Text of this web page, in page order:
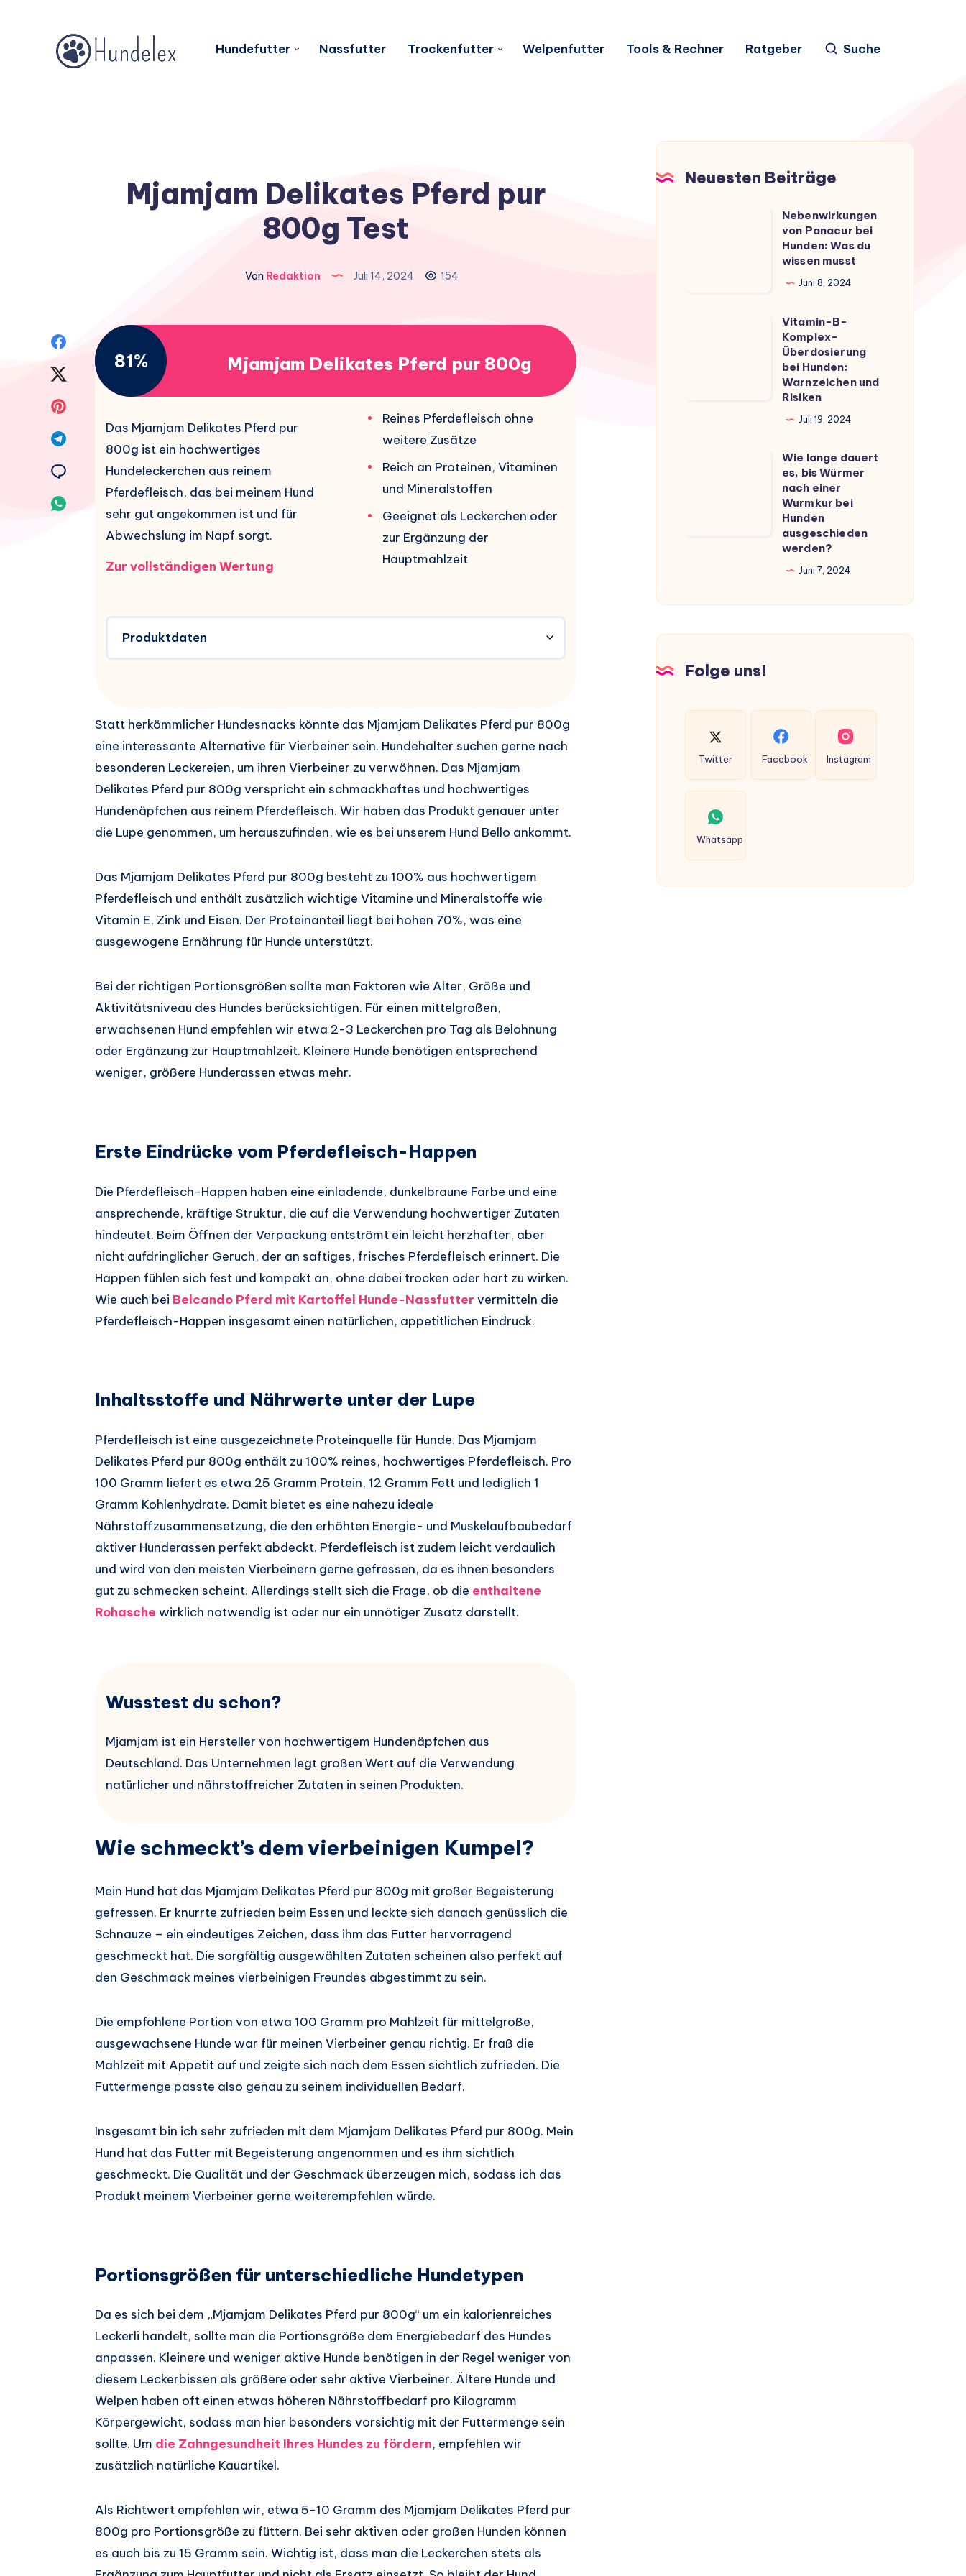
Hundefutter Nassfutter Trockenfutter Welpenfutter Tools & Rechner Ratgeber Suche
Mjamjam Delikates Pferd pur
800g Test
Von Redaktion Juli 14, 2024 154
Facebook
Pinterest
Telegram
Whatsapp
81% Mjamjam Delikates Pferd pur 800g
Das Mjamjam Delikates Pferd pur
800g ist ein hochwertiges
Hundeleckerchen aus reinem
Pferdefleisch, das bei meinem Hund
sehr gut angekommen ist und für
Abwechslung im Napf sorgt.
Zur vollständigen Wertung
Reines Pferdefleisch ohne
weitere Zusätze
Reich an Proteinen, Vitaminen
und Mineralstoffen
Geeignet als Leckerchen oder
zur Ergänzung der
Hauptmahlzeit
Produktdaten
Statt herkömmlicher Hundesnacks könnte das Mjamjam Delikates Pferd pur 800g
eine interessante Alternative für Vierbeiner sein. Hundehalter suchen gerne nach
besonderen Leckereien, um ihren Vierbeiner zu verwöhnen. Das Mjamjam
Delikates Pferd pur 800g verspricht ein schmackhaftes und hochwertiges
Hundenäpfchen aus reinem Pferdefleisch. Wir haben das Produkt genauer unter
die Lupe genommen, um herauszufinden, wie es bei unserem Hund Bello ankommt.
Das Mjamjam Delikates Pferd pur 800g besteht zu 100% aus hochwertigem
Pferdefleisch und enthält zusätzlich wichtige Vitamine und Mineralstoffe wie
Vitamin E, Zink und Eisen. Der Proteinanteil liegt bei hohen 70%, was eine
ausgewogene Ernährung für Hunde unterstützt.
Bei der richtigen Portionsgrößen sollte man Faktoren wie Alter, Größe und
Aktivitätsniveau des Hundes berücksichtigen. Für einen mittelgroßen,
erwachsenen Hund empfehlen wir etwa 2-3 Leckerchen pro Tag als Belohnung
oder Ergänzung zur Hauptmahlzeit. Kleinere Hunde benötigen entsprechend
weniger, größere Hunderassen etwas mehr.
Erste Eindrücke vom Pferdefleisch-Happen
Die Pferdefleisch-Happen haben eine einladende, dunkelbraune Farbe und eine
ansprechende, kräftige Struktur, die auf die Verwendung hochwertiger Zutaten
hindeutet. Beim Öffnen der Verpackung entströmt ein leicht herzhafter, aber
nicht aufdringlicher Geruch, der an saftiges, frisches Pferdefleisch erinnert. Die
Happen fühlen sich fest und kompakt an, ohne dabei trocken oder hart zu wirken.
Wie auch bei Belcando Pferd mit Kartoffel Hunde-Nassfutter vermitteln die
Pferdefleisch-Happen insgesamt einen natürlichen, appetitlichen Eindruck.
Inhaltsstoffe und Nährwerte unter der Lupe
Pferdefleisch ist eine ausgezeichnete Proteinquelle für Hunde. Das Mjamjam
Delikates Pferd pur 800g enthält zu 100% reines, hochwertiges Pferdefleisch. Pro
100 Gramm liefert es etwa 25 Gramm Protein, 12 Gramm Fett und lediglich 1
Gramm Kohlenhydrate. Damit bietet es eine nahezu ideale
Nährstoffzusammensetzung, die den erhöhten Energie- und Muskelaufbaubedarf
aktiver Hunderassen perfekt abdeckt. Pferdefleisch ist zudem leicht verdaulich
und wird von den meisten Vierbeinern gerne gefressen, da es ihnen besonders
gut zu schmecken scheint. Allerdings stellt sich die Frage, ob die enthaltene
Rohasche wirklich notwendig ist oder nur ein unnötiger Zusatz darstellt.
Wusstest du schon?
Mjamjam ist ein Hersteller von hochwertigem Hundenäpfchen aus
Deutschland. Das Unternehmen legt großen Wert auf die Verwendung
natürlicher und nährstoffreicher Zutaten in seinen Produkten.
Wie schmeckt’s dem vierbeinigen Kumpel?
Mein Hund hat das Mjamjam Delikates Pferd pur 800g mit großer Begeisterung
gefressen. Er knurrte zufrieden beim Essen und leckte sich danach genüsslich die
Schnauze – ein eindeutiges Zeichen, dass ihm das Futter hervorragend
geschmeckt hat. Die sorgfältig ausgewählten Zutaten scheinen also perfekt auf
den Geschmack meines vierbeinigen Freundes abgestimmt zu sein.
Die empfohlene Portion von etwa 100 Gramm pro Mahlzeit für mittelgroße,
ausgewachsene Hunde war für meinen Vierbeiner genau richtig. Er fraß die
Mahlzeit mit Appetit auf und zeigte sich nach dem Essen sichtlich zufrieden. Die
Futtermenge passte also genau zu seinem individuellen Bedarf.
Insgesamt bin ich sehr zufrieden mit dem Mjamjam Delikates Pferd pur 800g. Mein
Hund hat das Futter mit Begeisterung angenommen und es ihm sichtlich
geschmeckt. Die Qualität und der Geschmack überzeugen mich, sodass ich das
Produkt meinem Vierbeiner gerne weiterempfehlen würde.
Portionsgrößen für unterschiedliche Hundetypen
Da es sich bei dem „Mjamjam Delikates Pferd pur 800g“ um ein kalorienreiches
Leckerli handelt, sollte man die Portionsgröße dem Energiebedarf des Hundes
anpassen. Kleinere und weniger aktive Hunde benötigen in der Regel weniger von
diesem Leckerbissen als größere oder sehr aktive Vierbeiner. Ältere Hunde und
Welpen haben oft einen etwas höheren Nährstoffbedarf pro Kilogramm
Körpergewicht, sodass man hier besonders vorsichtig mit der Futtermenge sein
sollte. Um die Zahngesundheit Ihres Hundes zu fördern, empfehlen wir
zusätzlich natürliche Kauartikel.
Als Richtwert empfehlen wir, etwa 5-10 Gramm des Mjamjam Delikates Pferd pur
800g pro Portionsgröße zu füttern. Bei sehr aktiven oder großen Hunden können
es auch bis zu 15 Gramm sein. Wichtig ist, dass man die Leckerchen stets als
Neuesten Beiträge
Nebenwirkungen
von Panacur bei
Hunden: Was du
wissen musst
Juni 8, 2024
Vitamin-B-
Komplex-
Überdosierung
bei Hunden:
Warnzeichen und
Risiken
Juli 19, 2024
Hunden
ausgeschieden
Wie lange dauert
es, bis Würmer
nach einer
Wurmkur bei
Hunden
ausgeschieden
werden?
Juni 7, 2024
Folge uns!
Twitter Facebook Instagram
Whatsapp